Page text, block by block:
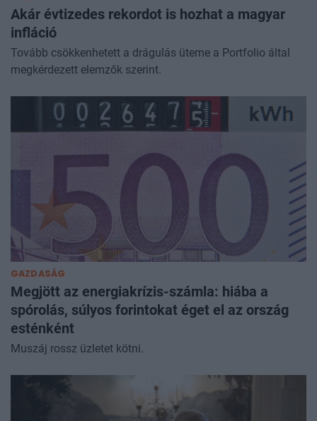
Akár évtizedes rekordot is hozhat a magyar
infláció
Tovább csökkenhetett a drágulás üteme a Portfolio által
megkérdezett elemzők szerint.
GAZDASÁG
Megjött az energiakrízis-számla: hiába a
spórolás, súlyos forintokat éget el az ország
esténként
Muszáj rossz üzletet kötni.